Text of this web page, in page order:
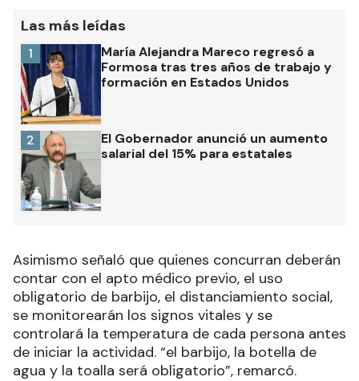
Las más leídas
María Alejandra Mareco regresó a
Formosa tras tres años de trabajo y
formación en Estados Unidos
1
El Gobernador anunció un aumento
salarial del 15% para estatales
2
Asimismo señaló que quienes concurran deberán
contar con el apto médico previo, el uso
obligatorio de barbijo, el distanciamiento social,
se monitorearán los signos vitales y se
controlará la temperatura de cada persona antes
de iniciar la actividad. “el barbijo, la botella de
agua y la toalla será obligatorio”, remarcó.